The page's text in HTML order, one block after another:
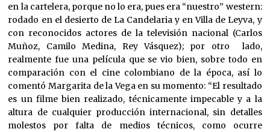
en la cartelera, porque no lo era, pues era “nuestro” western:
rodado en el desierto de La Candelaria y en Villa de Leyva, y
con reconocidos actores de la televisión nacional (Carlos
Muñoz, Camilo Medina, Rey Vásquez); por otro lado,
realmente fue una película que se vio bien, sobre todo en
comparación con el cine colombiano de la época, así lo
comentó Margarita de la Vega en su momento: “El resultado
es un filme bien realizado, técnicamente impecable y a la
altura de cualquier producción internacional, sin detalles
molestos por falta de medios técnicos, como ocurre